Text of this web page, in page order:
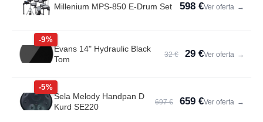
Millenium MPS-850 E-Drum Set 598 €Ver oferta →
-9%
Evans 14" Hydraulic Black
Tom
32 € 29 €Ver oferta →
-5%
Sela Melody Handpan D
Kurd SE220
697 € 659 €Ver oferta →